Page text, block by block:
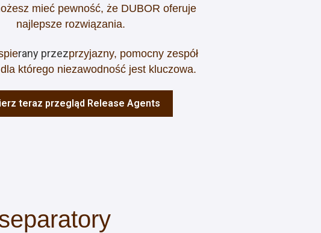
mieć pewność, że DUBOR oferuje
najlepsze rozwiązania.
rany przezprzyjazny, pomocny zespół
którego niezawodność jest kluczowa.
teraz przegląd Release Agents